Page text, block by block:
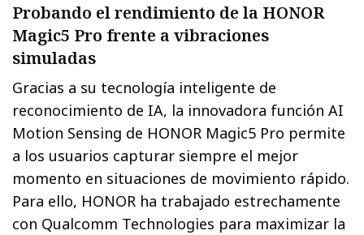
Probando el rendimiento de la HONOR
Magic5 Pro frente a vibraciones
simuladas
Gracias a su tecnología inteligente de
reconocimiento de IA, la innovadora función AI
Motion Sensing de HONOR Magic5 Pro permite
a los usuarios capturar siempre el mejor
momento en situaciones de movimiento rápido.
Para ello, HONOR ha trabajado estrechamente
con Qualcomm Technologies para maximizar la